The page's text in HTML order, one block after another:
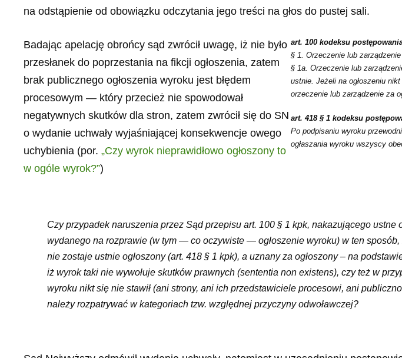
na odstąpienie od obowiązku odczytania jego treści na głos do pustej sali.
Badając apelację obrońcy sąd zwrócił uwagę, iż nie było
przesłanek do poprzestania na fikcji ogłoszenia, zatem
brak publicznego ogłoszenia wyroku jest błędem
procesowym — który przecież nie spowodował
negatywnych skutków dla stron, zatem zwrócił się do SN
o wydanie uchwały wyjaśniającej konsekwencje owego
uchybienia (por. „Czy wyrok nieprawidłowo ogłoszony to
w ogóle wyrok?”)
art. 100 kodeksu
§ 1. Orzeczenie lub
§ 1a. Orzeczenie lub
ustnie. Jeżeli na ogłoszeniu
orzeczenie lub zarządzenie za
art. 418 § 1 kodeksu
Po podpisaniu wyroku
ogłaszania wyroku wszyscy
Czy przypadek naruszenia przez Sąd przepisu art. 100 § 1 kpk, nakazującego ustne
wydanego na rozprawie (w tym — co oczywiste — ogłoszenie wyroku) w ten
nie zostaje ustnie ogłoszony (art. 418 § 1 kpk), a uznany za ogłoszony – na
iż wyrok taki nie wywołuje skutków prawnych (sententia non existens), czy też w
wyroku nikt się nie stawił (ani strony, ani ich przedstawiciele procesowi, ani
należy rozpatrywać w kategoriach tzw. względnej przyczyny odwoławczej?